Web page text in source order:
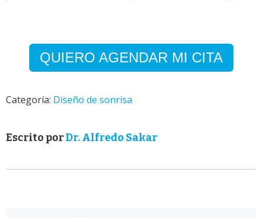
QUIERO AGENDAR MI CITA
Categoría: Diseño de sonrisa
Escrito porDr. Alfredo Sakar